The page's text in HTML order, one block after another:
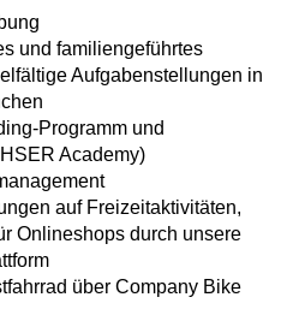
und familiengeführtes
Aufgabenstellungen in
Programm und
Academy)
auf Freizeitaktivitäten,
Onlineshops durch unsere
über Company Bike